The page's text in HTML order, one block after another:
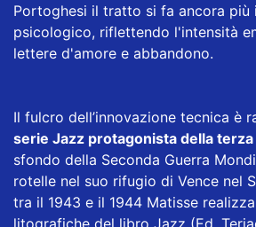
Portoghesi il tratto si fa ancora più
psicologico, riflettendo l'intensità
lettere d'amore e abbandono.
Il fulcro dell’innovazione tecnica è
serie Jazz protagonista della
sfondo della Seconda Guerra
rotelle nel suo rifugio di Vence nel
tra il 1943 e il 1944 Matisse
litografiche del libro Jazz (Ed.